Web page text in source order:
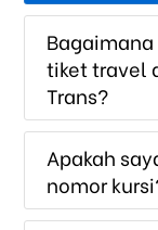
tiket travel
Trans?
Apakah
nomor